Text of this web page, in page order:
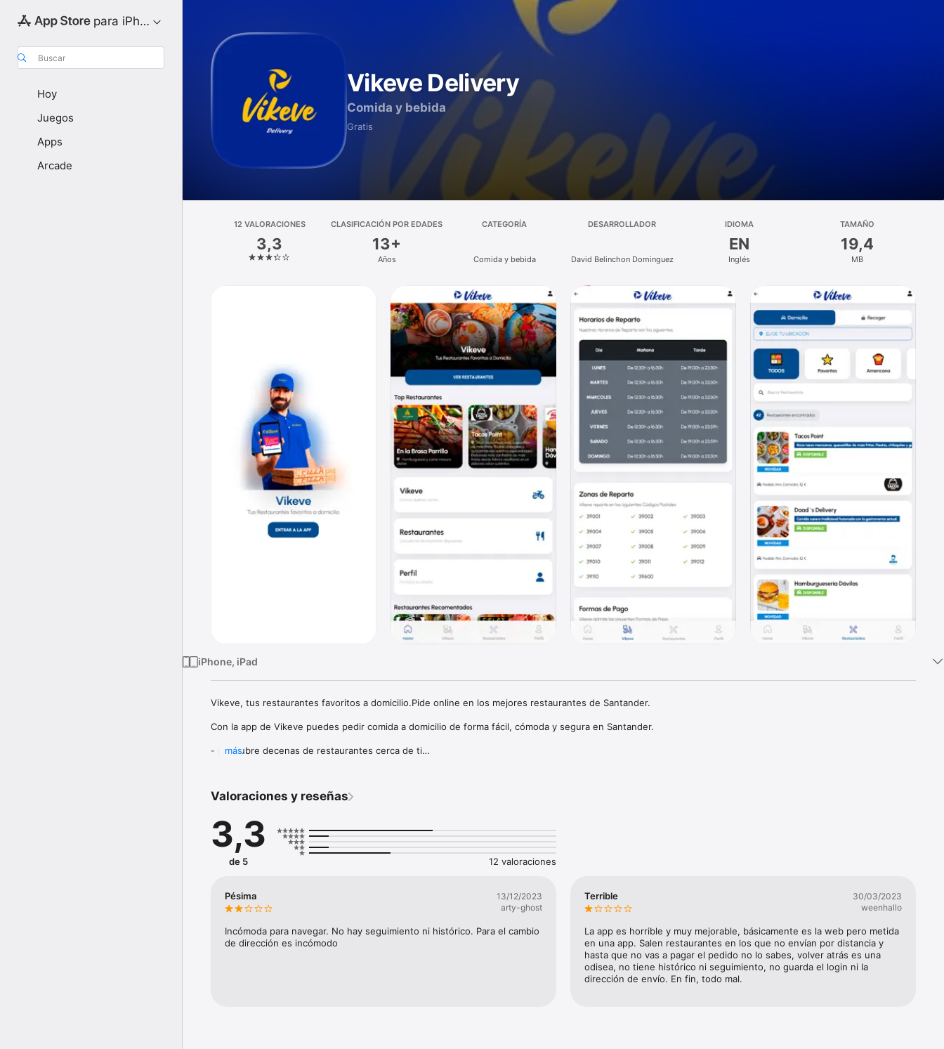
para iPhone
Buscar
Hoy
Juegos
Apps
Arcade
Vikeve Delivery
Comida y bebida
Gratis
12 VALORACIONES
3,3
CLASIFICACIÓN POR EDADES
13+
Años
CATEGORÍA
Comida y bebida
DESARROLLADOR
David Belinchon Dominguez
IDIOMA
EN
Inglés
TAMAÑO
19,4
MB
iPhone, iPad
Vikeve, tus restaurantes favoritos a domicilio.Pide online en los mejores restaurantes de Santander.
Con la app de Vikeve puedes pedir comida a domicilio de forma fácil, cómoda y segura en Santander.
- Descubre decenas de restaurantes cerca de ti
- Paga con Tarjeta, en efectivo o con Bizum
Hamburguesas, pokes, pizzas, comida casera, comida mexicana, a la parrilla, etc. Todos los tipos de
comida tienen cabida en Vikeve.Vikeve, tus restaurantes favoritos a domicilio
más
Valoraciones y reseñas
3,3
de 5 12 valoraciones
Pésima
13/12/2023
arty-ghost
Incómoda para navegar. No hay seguimiento ni histórico. Para el cambio
de dirección es incómodo
Terrible
30/03/2023
weenhallo
La app es horrible y muy mejorable, básicamente es la web pero metida
en una app. Salen restaurantes en los que no envían por distancia y
hasta que no vas a pagar el pedido no lo sabes, volver atrás es una
odisea, no tiene histórico ni seguimiento, no guarda el login ni la
dirección de envío. En fin, todo mal.